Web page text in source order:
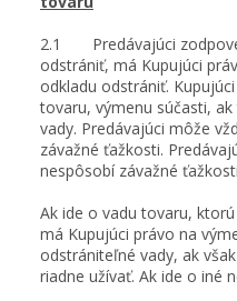
2.1 Predávajúci
odstrániť, má Kupujúci
odkladu odstrániť.
tovaru, výmenu súčasti,
vady. Predávajúci môže
závažné ťažkosti.
nespôsobí závažné
Ak ide o vadu tovaru,
má Kupujúci právo na
odstrániteľné vady, ak
riadne užívať. Ak ide o iné